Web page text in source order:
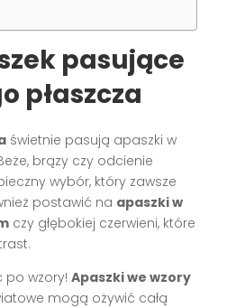
pasujące
płaszcza
świetnie pasują apaszki w
brązy czy odcienie
wybór, który zawsze
postawić na apaszki w
czy głębokiej czerwieni, które
po wzory!Apaszki we wzory
mogą ożywić całą